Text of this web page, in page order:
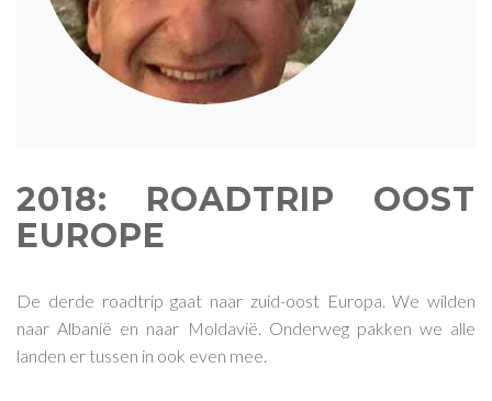
2018: ROADTRIP OOST
EUROPE
De derde roadtrip gaat naar zuid-oost Europa. We wilden
naar Albanië en naar Moldavië. Onderweg pakken we alle
landen er tussen in ook even mee.